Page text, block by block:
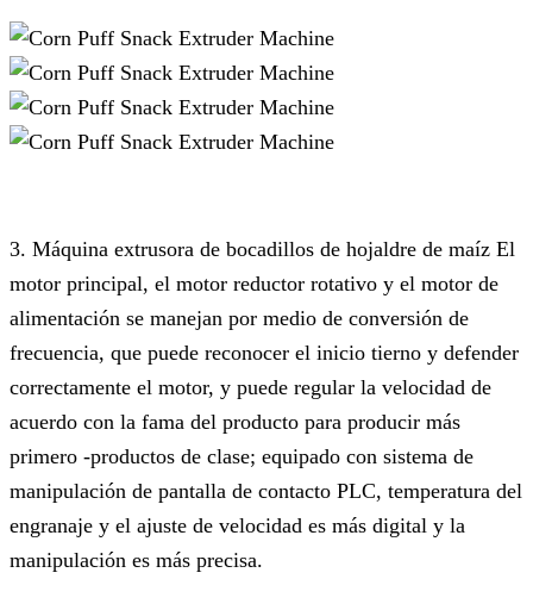
3. Máquina extrusora de bocadillos de hojaldre de maíz El
motor principal, el motor reductor rotativo y el motor de
alimentación se manejan por medio de conversión de
frecuencia, que puede reconocer el inicio tierno y defender
correctamente el motor, y puede regular la velocidad de
acuerdo con la fama del producto para producir más
primero -productos de clase; equipado con sistema de
manipulación de pantalla de contacto PLC, temperatura del
engranaje y el ajuste de velocidad es más digital y la
manipulación es más precisa.